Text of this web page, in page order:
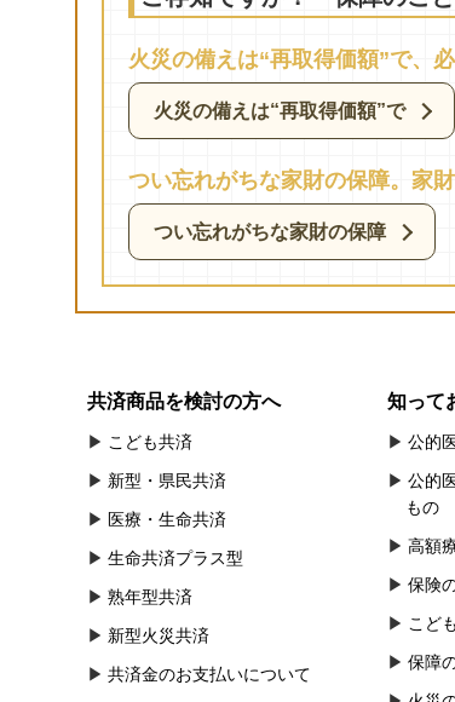
火災の備えは“再取得価額”で、
火災の備えは“再取得価額”で
つい忘れがちな家財の保障。家
つい忘れがちな家財の保障
共済商品を検討の方へ
こども共済
新型・県民共済
医療・生命共済
生命共済プラス型
熟年型共済
新型火災共済
共済金のお支払いについて
知って
公的
公的
もの
高額
保険
こど
保障